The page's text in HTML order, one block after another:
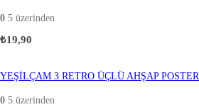
0 5 üzerinden
₺19,90
YEŞİLÇAM 3 RETRO ÜÇLÜ AHŞAP POSTER
0 5 üzerinden